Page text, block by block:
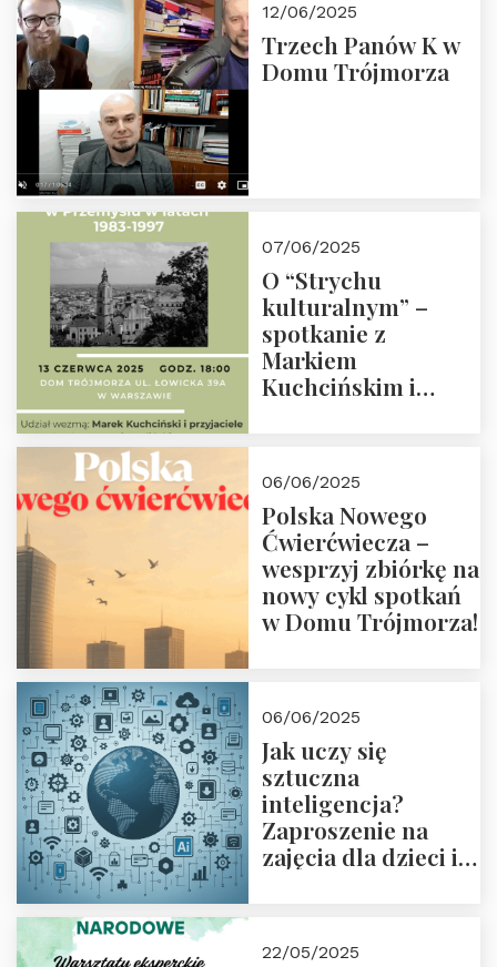
Fundacji
12/06/2025
Trzech Panów K w
Domu Trójmorza
07/06/2025
O “Strychu
kulturalnym” –
spotkanie z
Markiem
Kuchcińskim i
18:00
06/06/2025
Polska Nowego
Ćwierćwiecza –
wesprzyj zbiórkę na
nowy cykl spotkań
w Domu Trójmorza!
06/06/2025
Jak uczy się
sztuczna
inteligencja?
Zaproszenie na
zajęcia dla dzieci i
22/05/2025